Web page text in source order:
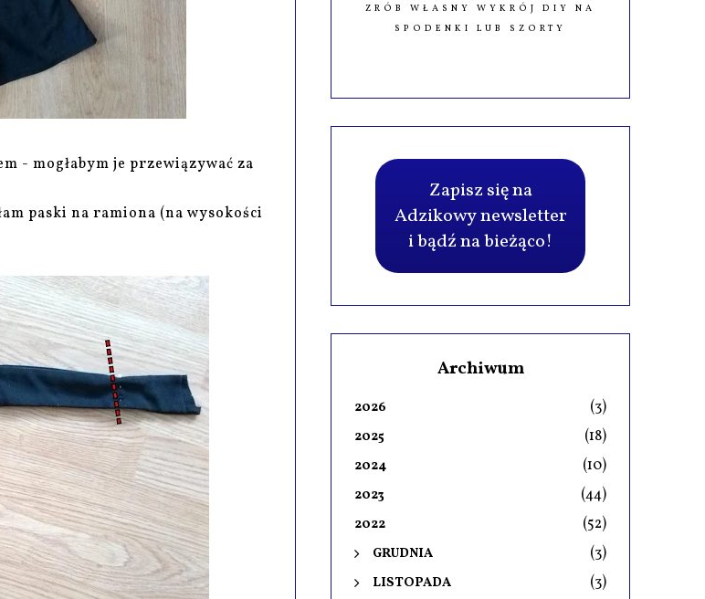
- mogłabym je przewiązywać za
paski na ramiona (na wysokości
ZRÓB WŁASNY WYKRÓJ DIY NA
SPODENKI LUB SZORTY
Zapisz się na
Adzikowy newsletter
i bądź na bieżąco!
Archiwum
2026 (3)
2025 (18)
2024 (10)
2023 (44)
2022 (52)
GRUDNIA (3)
LISTOPADA (3)